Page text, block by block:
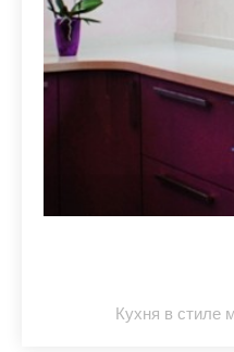
Кухня в стиле